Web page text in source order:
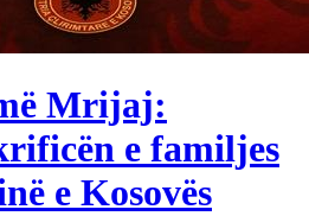
Mrijaj:
e familjes
e Kosovës